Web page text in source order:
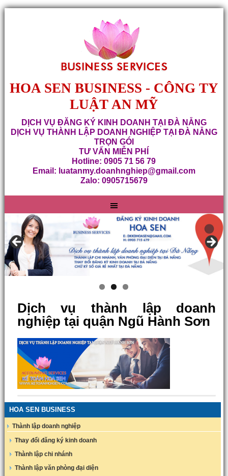
HOA SEN BUSINESS - CÔNG TY
LUẬT AN MỸ
DỊCH VỤ ĐĂNG KÝ KINH DOANH TẠI ĐÀ NẴNG
DỊCH VỤ THÀNH LẬP DOANH NGHIỆP TẠI ĐÀ NẴNG
TRỌN GÓI
TƯ VẤN MIỄN PHÍ
Hotline: 0905 71 56 79
Email: luatanmy.doanhnghiep@gmail.com
Zalo: 0905715679
Dịch vụ thành lập doanh
nghiệp tại quận Ngũ Hành Sơn
HOA SEN BUSINESS
Thành lập doanh nghiệp
Thay đổi đăng ký kinh doanh
Thành lập chi nhánh
Thành lập văn phòng đại diện